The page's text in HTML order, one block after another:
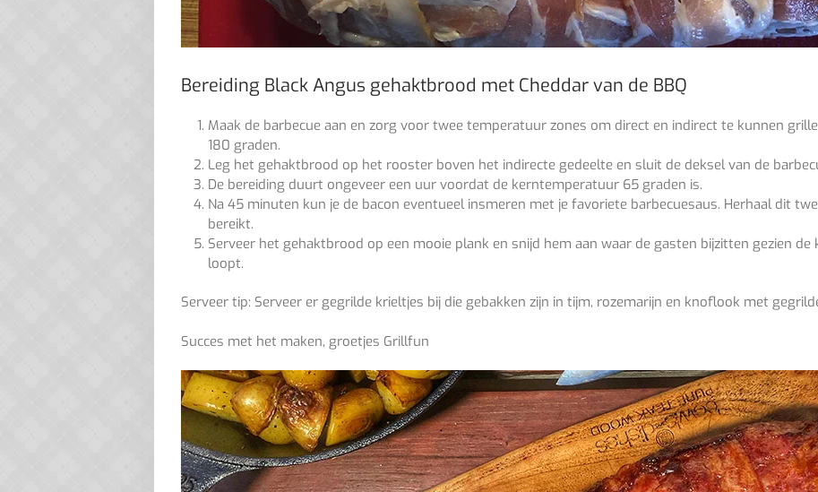
Bereiding Black Angus gehaktbrood met Cheddar van de BBQ
Maak de barbecue aan en zorg voor twee temperatuur zones om direct en indirect te kunnen
180 graden.
Leg het gehaktbrood op het rooster boven het indirecte gedeelte en sluit de deksel van de
De bereiding duurt ongeveer een uur voordat de kerntemperatuur 65 graden is.
Na 45 minuten kun je de bacon eventueel insmeren met je favoriete barbecuesaus. Herhaal dit
bereikt.
Serveer het gehaktbrood op een mooie plank en snijd hem aan waar de gasten bijzitten gezien
loopt.
Serveer tip: Serveer er gegrilde krieltjes bij die gebakken zijn in tijm, rozemarijn en knoflook met
Succes met het maken, groetjes Grillfun